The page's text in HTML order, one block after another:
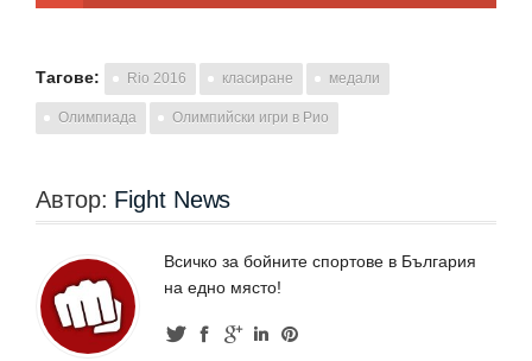
Тагове: Rio 2016 класиране медали
Олимпиада Олимпийски игри в Рио
Автор: Fight News
Всичко за бойните спортове в България
на едно място!